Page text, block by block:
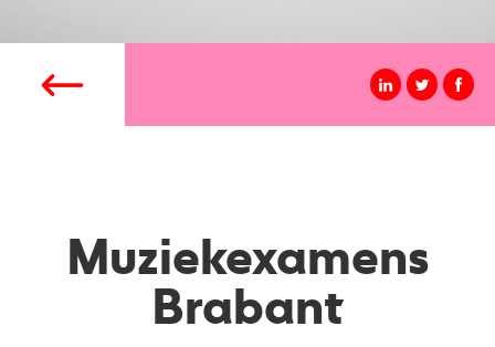
Muziekexamens
Brabant